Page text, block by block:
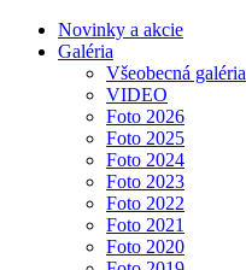
Novinky a akcie
Galéria
Všeobecná galéria
VIDEO
Foto 2026
Foto 2025
Foto 2024
Foto 2023
Foto 2022
Foto 2021
Foto 2020